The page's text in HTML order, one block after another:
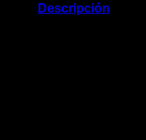
Descripción